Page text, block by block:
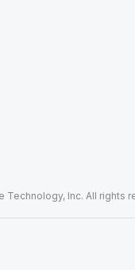
Technology, Inc. All rights